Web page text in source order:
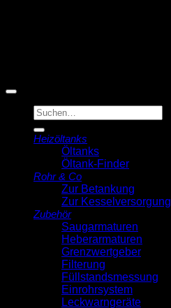
Suche
nach:
Heizöltanks
Öltanks
Öltank-Finder
Rohr & Co
Zur Betankung
Zur Kesselversorgung
Zubehör
Saugarmaturen
Heberarmaturen
Grenzwertgeber
Filterung
Füllstandsmessung
Einrohrsystem
Leckwarngeräte